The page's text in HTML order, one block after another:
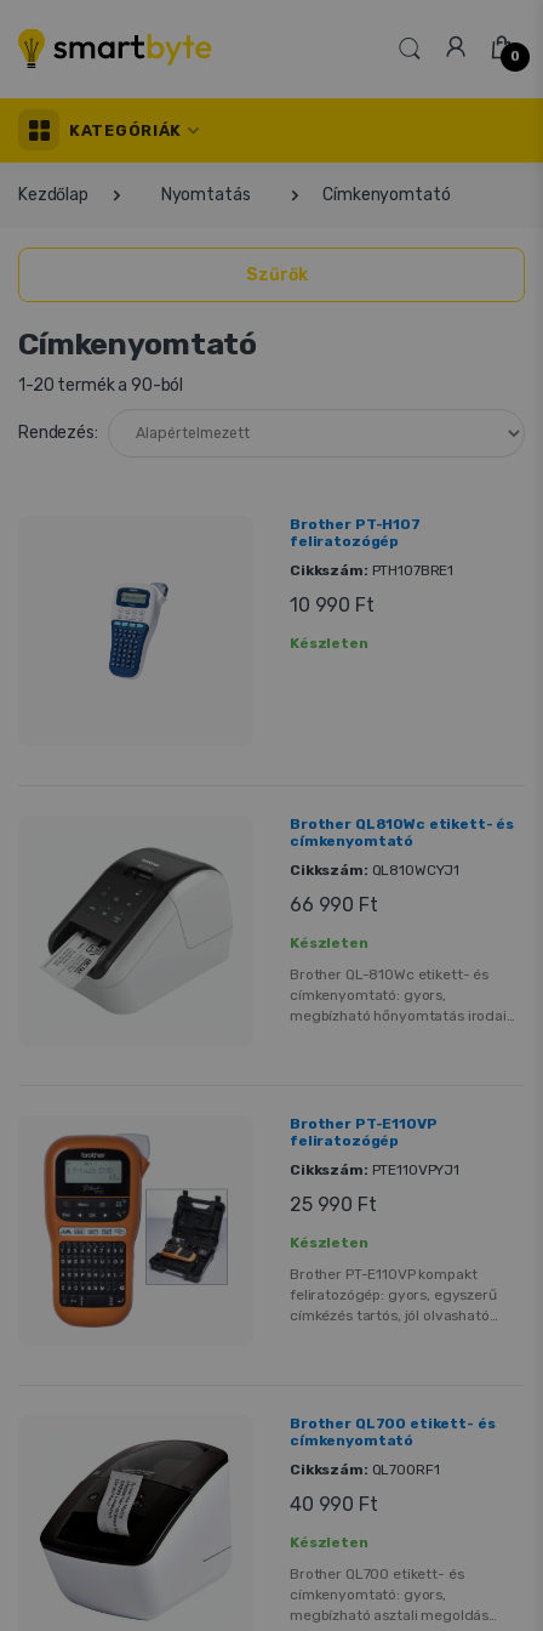
0
KATEGÓRIÁK
Kezdőlap Nyomtatás Címkenyomtató
Szűrők
Címkenyomtató
1-20 termék a 90-ból
Rendezés:
Brother PT-H107
feliratozógép
Cikkszám: PTH107BRE1
10 990 Ft
Készleten
Brother QL810Wc etikett- és
címkenyomtató
Cikkszám: QL810WCYJ1
66 990 Ft
Készleten
Brother QL-810Wc etikett- és
címkenyomtató: gyors,
megbízható hőnyomtatás irodai
automata vágó és tartós, jól
olvasható nyomatok — ideális
postázáshoz, vonalkód- és
Brother PT-E110VP
feliratozógép
Cikkszám: PTE110VPYJ1
25 990 Ft
Készleten
Brother PT-E110VP kompakt
feliratozógép: gyors, egyszerű
címkézés tartós, jól olvasható
szerelőknek és karbantartóknak
ideális megoldás.
Brother QL700 etikett- és
címkenyomtató
Cikkszám: QL700RF1
40 990 Ft
Készleten
Brother QL700 etikett- és
címkenyomtató: gyors,
megbízható asztali megoldás